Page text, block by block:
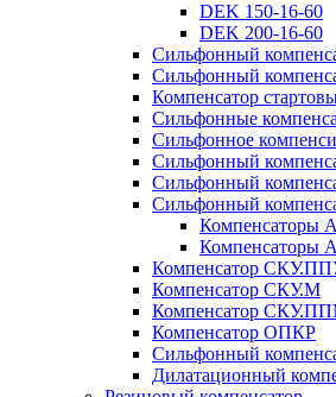
DEK 150-16-60
DEK 200-16-60
Сильфонный
Сильфонный
Компенсатор
Сильфонные
Сильфонное
Сильфонный
Сильфонный
Сильфонный
Компенсаторы
Компенсаторы
Компенсатор
Компенсатор СКУ.М
Компенсатор
Компенсатор ОПКР
Сильфонный
Дилатационный